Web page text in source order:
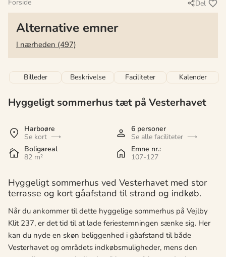
Forside Del
Alternative emner
I nærheden (497)
Billeder Beskrivelse Faciliteter Kalender
Hyggeligt sommerhus tæt på Vesterhavet
Harboøre
Se kort
6 personer
Se alle faciliteter
Boligareal
82 m²
Emne nr.:
107-127
Hyggeligt sommerhus ved Vesterhavet med stor
terrasse og kort gåafstand til strand og indkøb.
Når du ankommer til dette hyggelige sommerhus på Vejlby
Klit 237, er det tid til at lade feriestemningen sænke sig. Her
kan du nyde en skøn beliggenhed i gåafstand til både
Vesterhavet og områdets indkøbsmuligheder, mens den